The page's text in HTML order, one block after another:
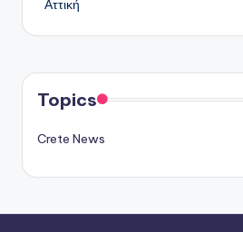
Αττική
Topics
Crete News